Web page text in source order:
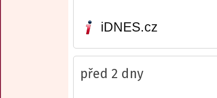
iDNES.cz
před 2 dny